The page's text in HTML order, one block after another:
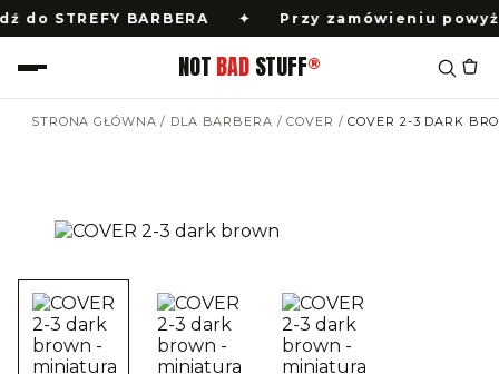
BARBERA ✦ Przy zamówieniu powyżej
NOTBADSTUFF®
STRONA GŁÓWNA / DLA BARBERA /COVER /COVER 2-3 DARK